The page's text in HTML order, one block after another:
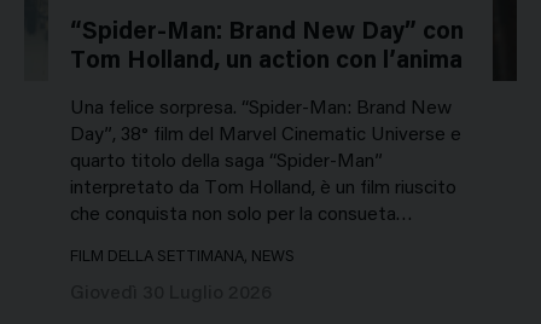
“Spider-Man: Brand New Day” con
Tom Holland, un action con l’anima
Una felice sorpresa. “Spider-Man: Brand New
Day”, 38° film del Marvel Cinematic Universe e
quarto titolo della saga “Spider-Man”
interpretato da Tom Holland, è un film riuscito
che conquista non solo per la consueta…
FILM DELLA SETTIMANA, NEWS